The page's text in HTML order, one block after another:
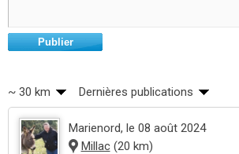
Publier
~ 30 km Dernières publications
Marienord, le 08 août 2024
Millac(20 km)